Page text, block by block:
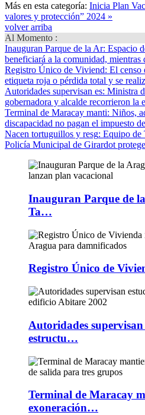
Más en esta categoría: Inicia Plan
valores y protección” 2024 »
volver arriba
Al Momento :
Inauguran Parque de la Ar: Espacio
beneficiará a la comunidad, mientras
Registro Único de Viviend: El censo
etiqueta roja o pérdida total y se
Autoridades supervisan es: Ministra
gobernadora y alcalde recorrieron la
Terminal de Maracay manti: Niños,
discapacidad no pagan el impuesto
Nacen tortuguillos y resg: Equipo de
Policía Municipal de Girardot
Inauguran Parque de
Ta…
Registro Único de
Autoridades supervisan
estructu…
Terminal de Maracay
exoneración…